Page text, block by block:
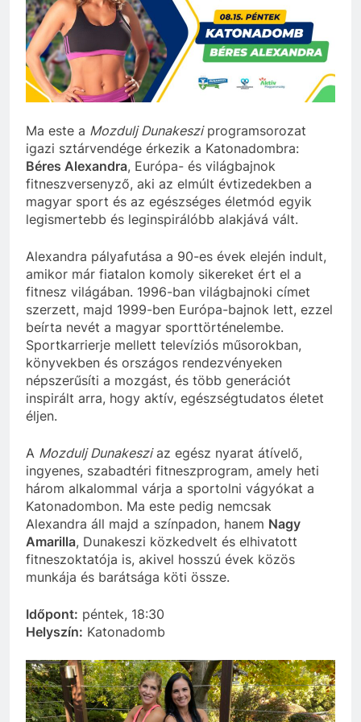
a Tisza Világ
applikáció
botránya
10 Hónap Ezelőtt
Dobrev programot
hirdet, a Tisza a Dunán
hajókázik
10 Hónap Ezelőtt
Ma este a Mozdulj Dunakesziprogramsorozat
igazi sztárvendége érkezik a Katonadombra:
Béres Alexandra, Európa- és világbajnok
fitneszversenyző, aki az elmúlt évtizedekben a
magyar sport és az egészséges életmód egyik
legismertebb és leginspirálóbb alakjává vált.
Alexandra pályafutása a 90-es évek elején indult,
amikor már fiatalon komoly sikereket ért el a
fitnesz világában. 1996-ban világbajnoki címet
szerzett, majd 1999-ben Európa-bajnok lett, ezzel
beírta nevét a magyar sporttörténelembe.
Sportkarrierje mellett televíziós műsorokban,
könyvekben és országos rendezvényeken
népszerűsíti a mozgást, és több generációt
inspirált arra, hogy aktív, egészségtudatos életet
éljen.
A Mozdulj Dunakesziaz egész nyarat átívelő,
ingyenes, szabadtéri fitneszprogram, amely heti
három alkalommal várja a sportolni vágyókat a
Katonadombon. Ma este pedig nemcsak
Alexandra áll majd a színpadon, hanem Nagy
Amarilla, Dunakeszi közkedvelt és elhivatott
fitneszoktatója is, akivel hosszú évek közös
munkája és barátsága köti össze.
Időpont: péntek, 18:30
Helyszín: Katonadomb